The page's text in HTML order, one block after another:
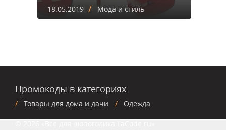
18.05.2019 / Мода и стиль
Промокоды в категориях
Товары для дома и дачи Одежда